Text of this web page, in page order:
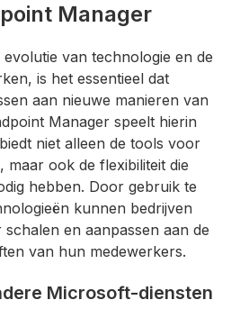
Manager
van technologie en de
is het essentieel dat
aan nieuwe manieren van
Manager speelt hierin
niet alleen de tools voor
maar ook de flexibiliteit die
hebben. Door gebruik te
kunnen bedrijven
en aanpassen aan de
van hun medewerkers.
Microsoft-diensten